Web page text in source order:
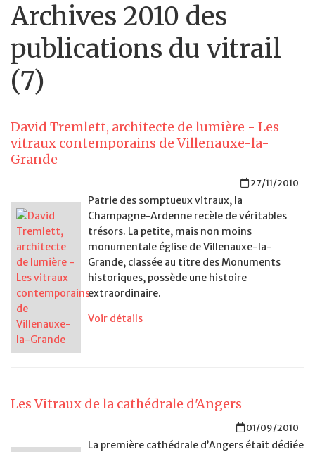
Archives 2010 des
publications du vitrail
(7)
David Tremlett, architecte de lumière - Les
vitraux contemporains de Villenauxe-la-
Grande
27/11/2010
Patrie des somptueux vitraux, la
Champagne-Ardenne recèle de véritables
trésors. La petite, mais non moins
monumentale église de Villenauxe-la-
Grande, classée au titre des Monuments
historiques, possède une histoire
extraordinaire.
Voir détails
Les Vitraux de la cathédrale d'Angers
01/09/2010
La première cathédrale d’Angers était dédiée